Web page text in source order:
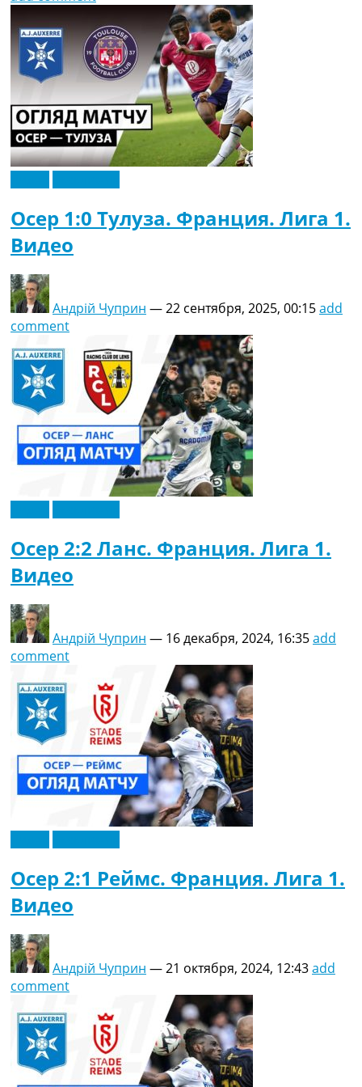
Осер 1:0 Тулуза. Франция. Лига 1.
Видео
Андрій Чуприн —22 сентября, 2025, 00:15add
comment
Осер 2:2 Ланс. Франция. Лига 1.
Видео
Андрій Чуприн — 16 декабря, 2024, 16:35add
comment
Осер 2:1 Реймс. Франция. Лига 1.
Видео
Андрій Чуприн —21 октября, 2024, 12:43add
comment